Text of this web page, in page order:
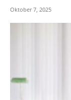
Oktober 7, 2025